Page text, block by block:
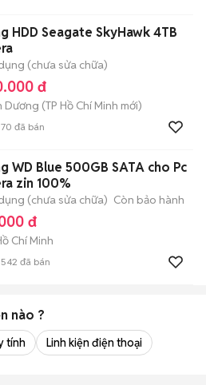
HDD Seagate SkyHawk 4TB
(chưa sửa chữa)
đ
Dương (TP Hồ Chí Minh mới)
70 đã bán
WD Blue 500GB SATA cho Pc
zin 100%
(chưa sửa chữa) Còn bảo hành
đ
Chí Minh
542 đã bán
nào ?
tính Linh kiện điện thoại